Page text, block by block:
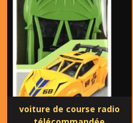
voiture de course radio